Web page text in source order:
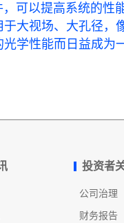
以提高系统的性
大视场、大孔径
学性能而日益成为
投资者
公司治理
财务报告